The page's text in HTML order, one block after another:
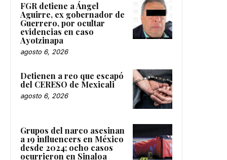
FGR detiene a Ángel
Aguirre, ex gobernador de
Guerrero, por ocultar
evidencias en caso
Ayotzinapa
agosto 6, 2026
Detienen a reo que escapó
del CERESO de Mexicali
agosto 6, 2026
Grupos del narco asesinan
a 19 influencers en México
desde 2024; ocho casos
ocurrieron en Sinaloa